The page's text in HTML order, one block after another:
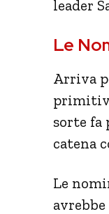
leader
Le
Arriva
sorte fa
catena
Le